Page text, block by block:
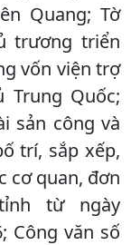
Quang; Tờ
trương triển
vốn viện trợ
Trung Quốc;
sản công và
trí, sắp xếp,
cơ quan, đơn
từ ngày
Công văn số